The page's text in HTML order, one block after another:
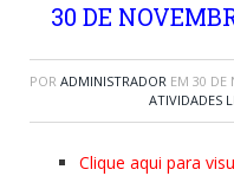
30 DE
POR ADMINISTRADOR EM 30 DE
ATIVIDADES
Clique aqui para